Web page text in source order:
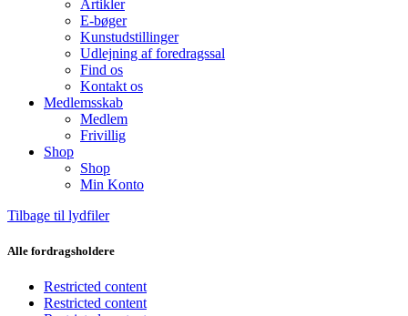
Artikler
E-bøger
Kunstudstillinger
Udlejning af foredragssal
Find os
Kontakt os
Medlemsskab
Medlem
Frivillig
Shop
Shop
Min Konto
Tilbage til lydfiler
Alle fordragsholdere
Restricted content
Restricted content